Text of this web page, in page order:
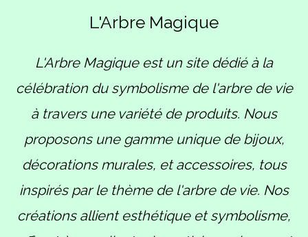
L'Arbre Magique
L'Arbre Magique est un site dédié à la
célébration du symbolisme de l'arbre de vie
à travers une variété de produits. Nous
proposons une gamme unique de bijoux,
décorations murales, et accessoires, tous
inspirés par le thème de l'arbre de vie. Nos
créations allient esthétique et symbolisme,